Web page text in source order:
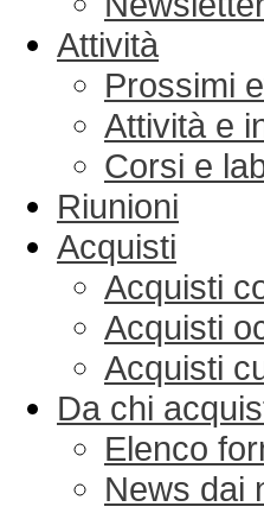
Attività
Prossimi
Attività e
Corsi e
Riunioni
Acquisti
Acquisti
Acquisti
Acquisti
Da chi
Elenco
News dai